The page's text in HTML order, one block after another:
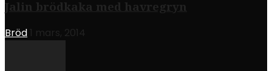
Jalin brödkaka med havregryn
Bröd 1 mars, 2014